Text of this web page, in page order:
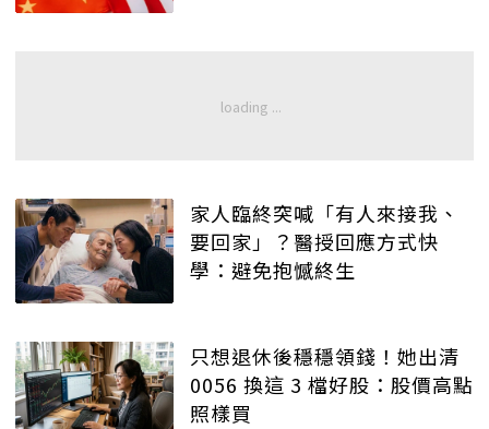
家人臨終突喊「有人來接我、
要回家」？醫授回應方式快
學：避免抱憾終生
只想退休後穩穩領錢！她出清
0056 換這 3 檔好股：股價高點
照樣買